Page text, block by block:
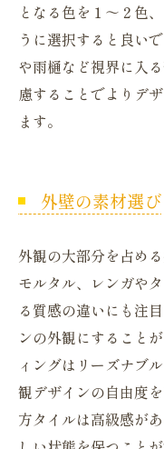
となる色を１～２色
うに選択すると良い
や雨樋など視界に入
慮することでよりデ
ます。
外壁の素材選び
外観の大部分を占め
モルタル、レンガや
る質感の違いにも注
ンの外観にすること
ィングはリーズナブ
観デザインの自由度
方タイルは高級感が